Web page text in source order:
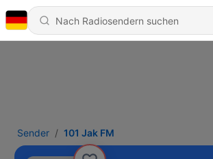
Sender 101 Jak FM